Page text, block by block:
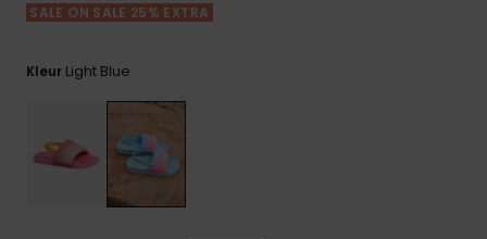
Playsuits
SALE ON SALE 25% EXTRA
Kleur Light Blue